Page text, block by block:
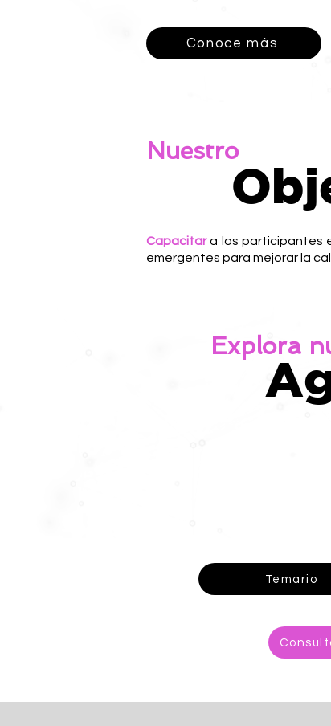
Conoce más
Nuestro
Capacitara los participantes
emergentes para mejorar la
Explora
Temario